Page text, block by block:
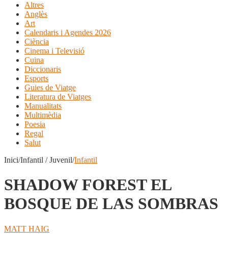
Altres
Anglès
Art
Calendaris i Agendes 2026
Ciència
Cinema i Televisió
Cuina
Diccionaris
Esports
Guies de Viatge
Literatura de Viatges
Manualitats
Multimèdia
Poesia
Regal
Salut
Inici/Infantil / Juvenil/Infantil
SHADOW FOREST EL
BOSQUE DE LAS SOMBRAS
MATT HAIG